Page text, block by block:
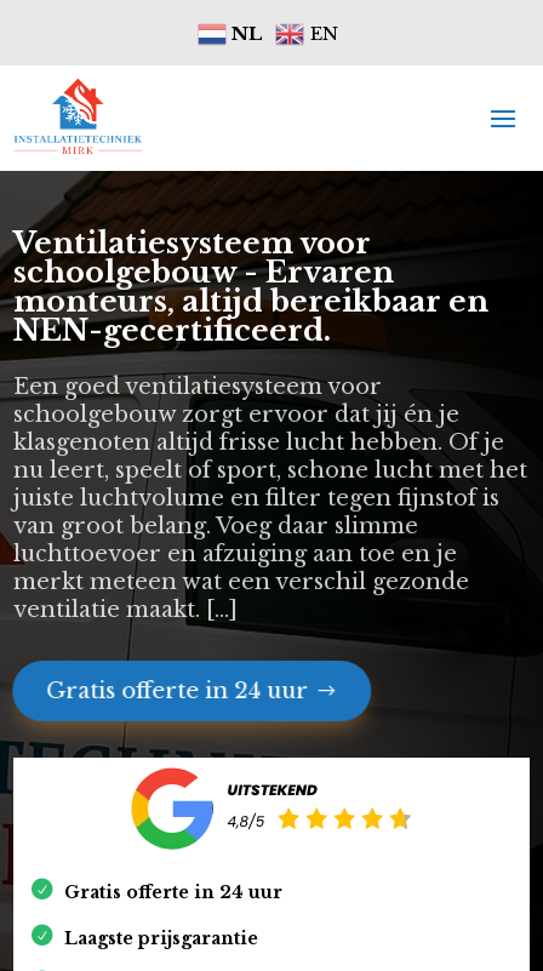
NL EN
Ventilatiesysteem voor
schoolgebouw - Ervaren
monteurs, altijd bereikbaar en
NEN-gecertificeerd.
Een goed ventilatiesysteem voor
schoolgebouw zorgt ervoor dat jij én je
klasgenoten altijd frisse lucht hebben. Of je
nu leert, speelt of sport, schone lucht met het
juiste luchtvolume en filter tegen fijnstof is
van groot belang. Voeg daar slimme
luchttoevoer en afzuiging aan toe en je
merkt meteen wat een verschil gezonde
ventilatie maakt. […]
Gratis offerte in 24 uur
Gratis offerte in 24 uur
Laagste prijsgarantie